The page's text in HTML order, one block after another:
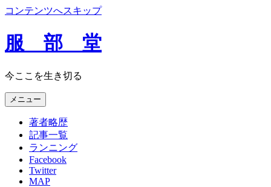
コンテンツへスキップ
服 部 堂
今ここを生き切る
メニュー
著者略歴
記事一覧
ランニング
Facebook
Twitter
MAP